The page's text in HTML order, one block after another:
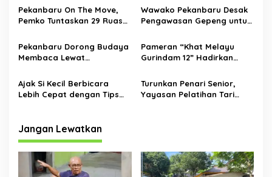
o
Pentas Seni, Bazar dan
Penguatan Karakter
Berbasis Teknologi
Pekanbaru On The Move,
Pemko Tuntaskan 29 Ruas
Wawako Pekanbaru Desak
Pengawasan Gepeng untuk
Pekanbaru Dorong Budaya
Membaca Lewat
Fasilitas Modern
Pameran “Khat Melayu
Gurindam 12” Hadirkan
Kontemporer di Pekanbaru
Ajak Si Kecil Berbicara
Lebih Cepat dengan Tips
Turunkan Penari Senior,
Yayasan Pelatihan Tari
Jangan Lewatkan